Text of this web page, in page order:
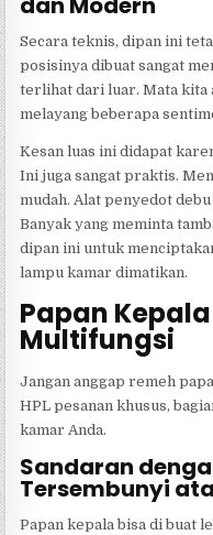
Secara teknis, dipan ini
posisinya dibuat sangat
terlihat dari luar. Mata kita
melayang beberapa
Kesan luas ini didapat
Ini juga sangat praktis.
mudah. Alat penyedot
Banyak yang meminta
dipan ini untuk
lampu kamar dimatikan.
Papan
Multifungsi
Jangan anggap remeh
HPL pesanan khusus,
kamar Anda.
Sandaran
Tersembunyi
Papan kepala bisa di buat